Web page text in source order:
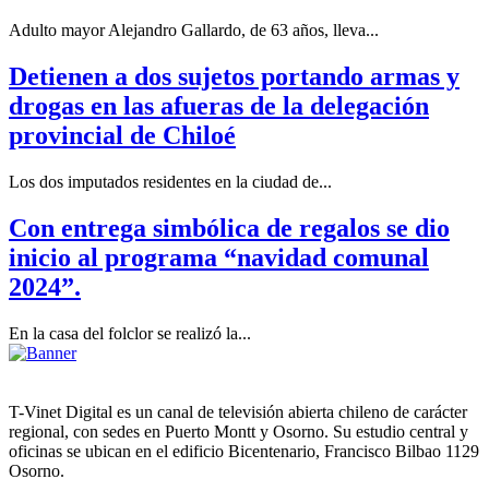
Adulto mayor Alejandro Gallardo, de 63 años, lleva...
Detienen a dos sujetos portando armas y
drogas en las afueras de la delegación
provincial de Chiloé
Los dos imputados residentes en la ciudad de...
Con entrega simbólica de regalos se dio
inicio al programa “navidad comunal
2024”.
En la casa del folclor se realizó la...
T-Vinet Digital es un canal de televisión abierta chileno de carácter
regional, con sedes en Puerto Montt y Osorno. Su estudio central y
oficinas se ubican en el edificio Bicentenario, Francisco Bilbao 1129
Osorno.